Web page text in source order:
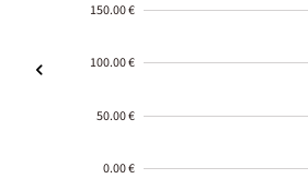
150.00 €
100.00 €
50.00 €
0.00 €